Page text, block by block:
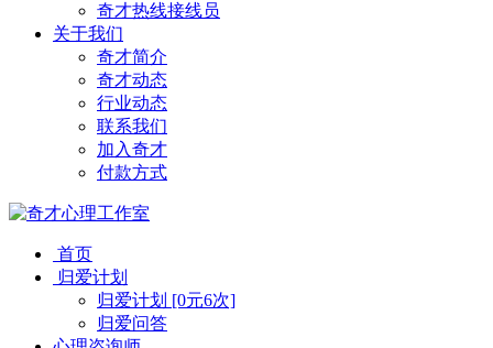
奇才热线接线员
关于我们
奇才简介
奇才动态
行业动态
联系我们
加入奇才
付款方式
首页
归爱计划
归爱计划 [0元6次]
归爱问答